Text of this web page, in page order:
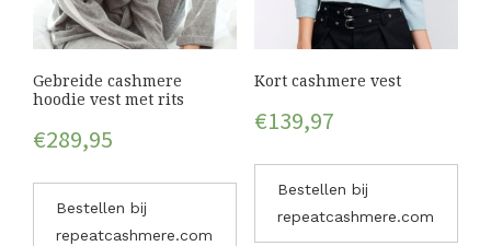
Gebreide cashmere
hoodie vest met rits
€289,95
Bestellen bij
repeatcashmere.com
Kort cashmere vest
€139,97
Bestellen bij
repeatcashmere.com